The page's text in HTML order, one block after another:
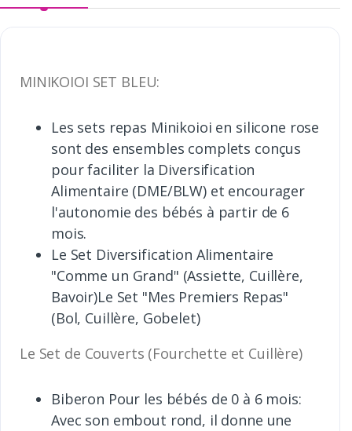
MINIKOIOI SET BLEU:
Les sets repas Minikoioi en silicone rose
sont des ensembles complets conçus
pour faciliter la Diversification
Alimentaire (DME/BLW) et encourager
l'autonomie des bébés à partir de 6
mois.
Le Set Diversification Alimentaire
"Comme un Grand" (Assiette, Cuillère,
Bavoir)Le Set "Mes Premiers Repas"
(Bol, Cuillère, Gobelet)
Le Set de Couverts (Fourchette et Cuillère)
Biberon Pour les bébés de 0 à 6 mois:
Avec son embout rond, il donne une